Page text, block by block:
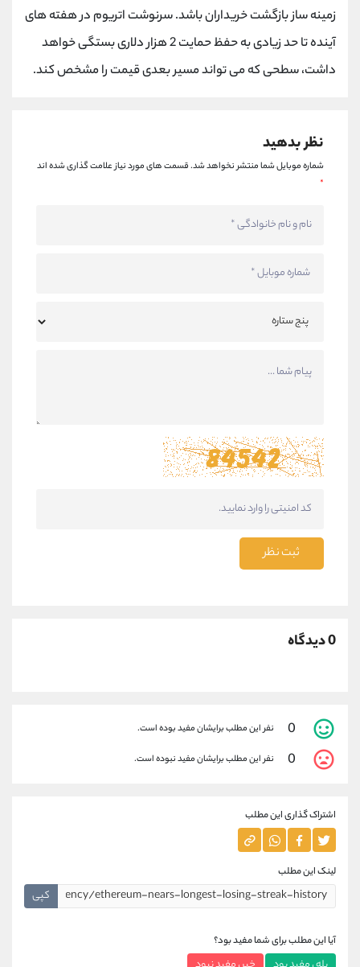
زمینه ساز بازگشت خریداران باشد. سرنوشت اتریوم در هفته های
آینده تا حد زیادی به حفظ حمایت 2 هزار دلاری بستگی خواهد
داشت، سطحی که می تواند مسیر بعدی قیمت را مشخص کند.
نظر بدهید
شماره موبایل شما منتشر نخواهد شد.قسمت های مورد نیاز علامت گذاری شده اند
*
ثبت نظر
0 دیدگاه
0 نفر این مطلب برایشان مفید بوده است.
0 نفر این مطلب برایشان مفید نبوده است.
اشتراک گذاری این مطلب
لینک این مطلب
کپی
آیا این مطلب برای شما مفید بود؟